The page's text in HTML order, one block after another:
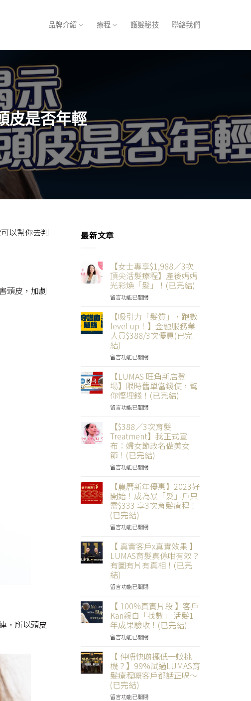
品牌介紹 療程 護髮秘技 聯絡我們
皮是否年輕
以幫你去判
頭皮，加劇
，所以頭皮
最新文章
【女士專享$1,988／3次
頂尖活髮療程】產後媽媽
光彩煥「髮」！(已完結)
在
專
享
$1,988
／
3
尖
活
髮
療
後
媽
媽
光
彩
「髮」！
(已
完
結)〉
中
留言功能已關閉
【吸引力「髮質」，跑數
level up！】金融服務業
人員$388/3次優惠(已完
結)
在
力
「髮
質」，
跑
level
up！】
金
融
服
務
員
$388/3
次
優
惠
結)〉
中
留言功能已關閉
【LUMAS 旺角新店登
場】限時舊單當錢使，幫
你慳埋錢！(已完結)
在
角
新
店
登
場】
舊
單
當
錢
使，
埋
錢！
(已
完
留言功能已關閉
【$388／3次育髮
Treatment】我正式宣
布：婦女節改名做美女
節！(已完結)
在
3
次
育
髮
Treatment】
宣
布：
婦
女
做
美
女
(已
完
結)〉
中
留言功能已關閉
【農曆新年優惠】2023好
開始！成為暴「髮」戶只
需$333 享3次育髮療程！
(已完結)
在
新
年
優
惠】
2023
始！
成
為
暴
只
需
$333
享
3
留言功能已關閉
【 真實客戶x真實效果 】
LUMAS育髮真係咁有效？
有圖有片有真相！(已完
結)
在
實
客
戶
x
效
果
】
LUMAS
育
留言功能已關閉
【 100%真實片段 】客戶
Kan親自「找數」 活髮1
年成果驗收！(已完結)
在
100%
真
實
片
段
】
留言功能已關閉
【 仲唔快啲擺低一蚊挑
機？】99%試過LUMAS育
髮療程嘅客戶都話正喎～
(已完結)
在
留言功能已關閉